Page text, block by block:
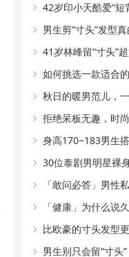
子和内搭，帅气又
42岁印小天酷爱“短
油腻，冲进追光哥
男生剪“寸头”发型
干净，阳光帅气有
41岁林峰留“寸头”
落，帅气不输小鲜肉
如何挑选一款适合
秋日的暖男范儿，
拒绝呆板无趣，时
身高170~183男生
30位泰剧男明星裸
国乳腺癌粉红丝带
「敢问必答」男性
剪吗？
「健康」为什么说
比欧豪的寸头发型
边掏空”，潮流有个
男生别只会留“寸头